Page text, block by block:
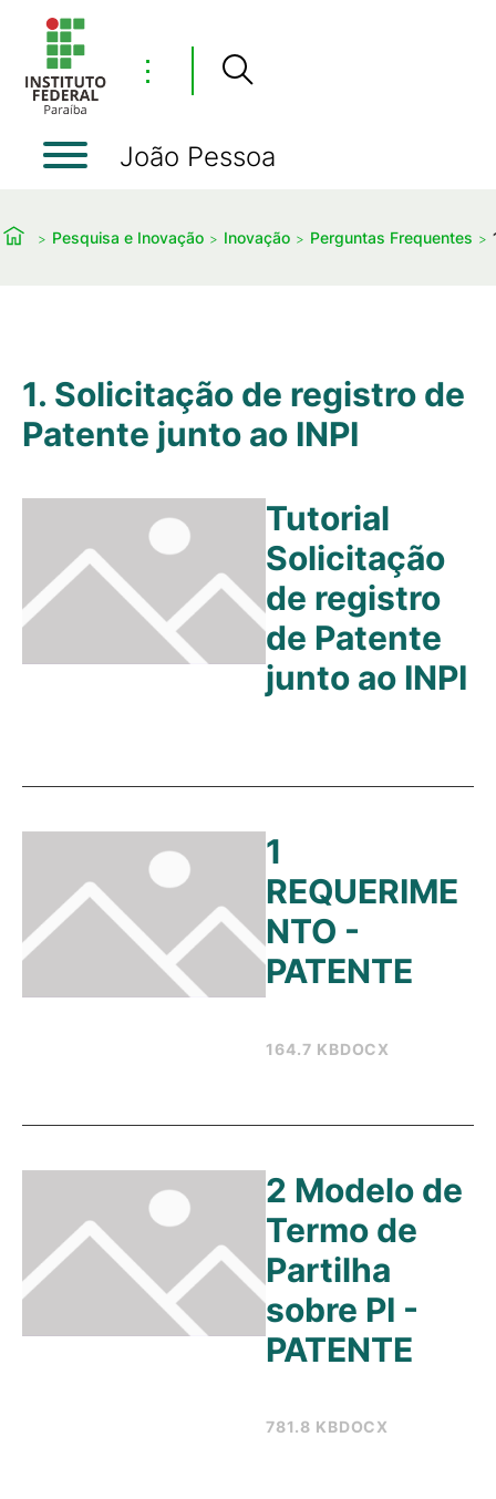
⋮
João Pessoa
Pesquisa e Inovação Inovação Perguntas Frequentes
1. Solicitação de registro de
Patente junto ao INPI
Tutorial
Solicitação
de registro
de Patente
junto ao INPI
164.7 KBDOCX
1
REQUERIME
NTO -
PATENTE
781.8 KBDOCX
2 Modelo de
Termo de
Partilha
sobre PI -
PATENTE